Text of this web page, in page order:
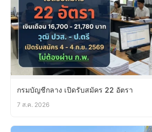
กรมบัญชีกลาง เปิดรับสมัคร 22 อัตรา
7 ส.ค. 2026